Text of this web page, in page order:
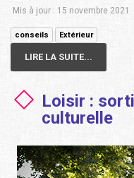
Mis à jour : 15 novembre 2021
conseils Extérieur
LIRE LA SUITE...
Loisir :
culturelle